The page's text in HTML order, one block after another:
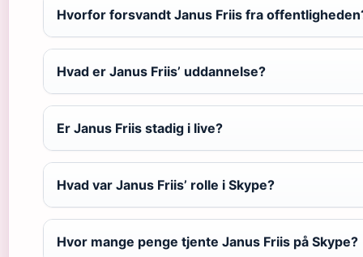
Hvorfor forsvandt Janus Friis fra
Hvad er Janus Friis’ uddannelse?
Er Janus Friis stadig i live?
Hvad var Janus Friis’ rolle i Skype?
Hvor mange penge tjente Janus Friis på Skype?